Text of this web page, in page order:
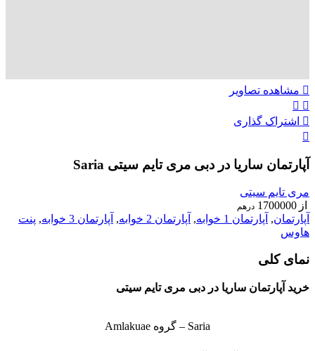
مشاهده تصاویر
اشتراک گذاری
آپارتمان ساریا در دبی مری تایم سیتی Saria
مری تایم سیتی
از 1700000 درهم
آپارتمان, آپارتمان 1 خوابه , آپارتمان 2 خوابه , آپارتمان 3 خوابه , پنت
هاوس
نمای کلی
خرید آپارتمان ساریا در دبی مری تایم سیتی
Saria – گروه Amlakuae